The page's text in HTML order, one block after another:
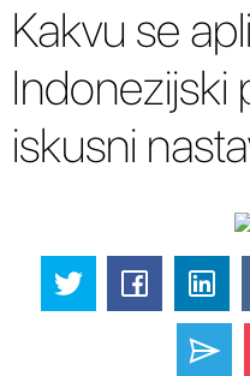
Kakvu se
Indonezijski
iskusni